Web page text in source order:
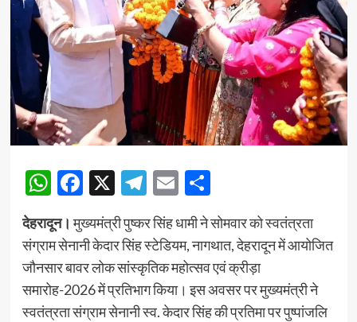
WhatsApp
Facebook
X Telegram
EmailShare
देहरादून। मुख्यमंत्री पुष्कर सिंह धामी ने सोमवार को स्वतंत्रता
संग्राम सेनानी केदार सिंह स्टेडियम, नागथात, देहरादून में आयोजित
जौनसार बावर लोक सांस्कृतिक महोत्सव एवं क्रीड़ा
समारोह-2026 में प्रतिभाग किया। इस अवसर पर मुख्यमंत्री ने
स्वतंत्रता संग्राम सेनानी स्व. केदार सिंह की प्रतिमा पर पुष्पांजलि